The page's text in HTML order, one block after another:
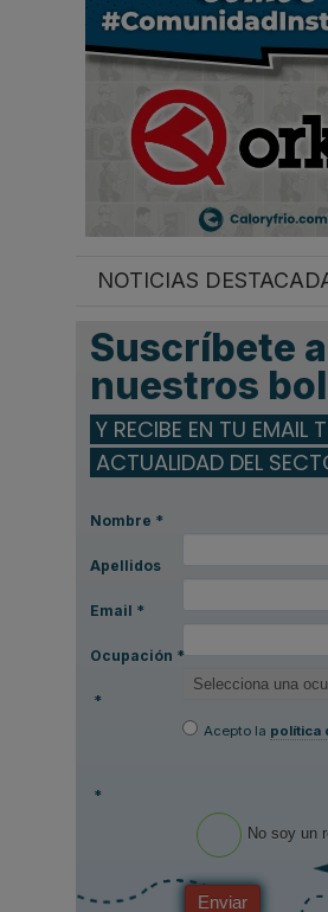
NOTICIAS
Suscríbete a
nuestros
Y RECIBE EN TU EMAIL
ACTUALIDAD DEL
Nombre *
Apellidos
Email *
Ocupación *
*
Acepto la política
*
No soy un
Enviar